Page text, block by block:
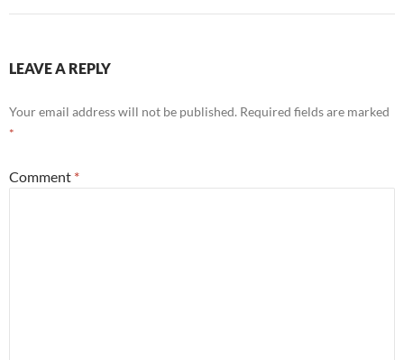
LEAVE A REPLY
Your email address will not be published. Required fields are marked
*
Comment *